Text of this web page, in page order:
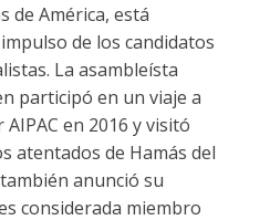
de América, está
de los candidatos
La asambleísta
participó en un viaje a
en 2016 y visitó
atentados de Hamás del
anunció su
considerada miembro